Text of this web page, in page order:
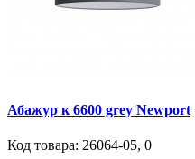
Абажур к 6600 grey Newport
Код товара: 26064-05, 0